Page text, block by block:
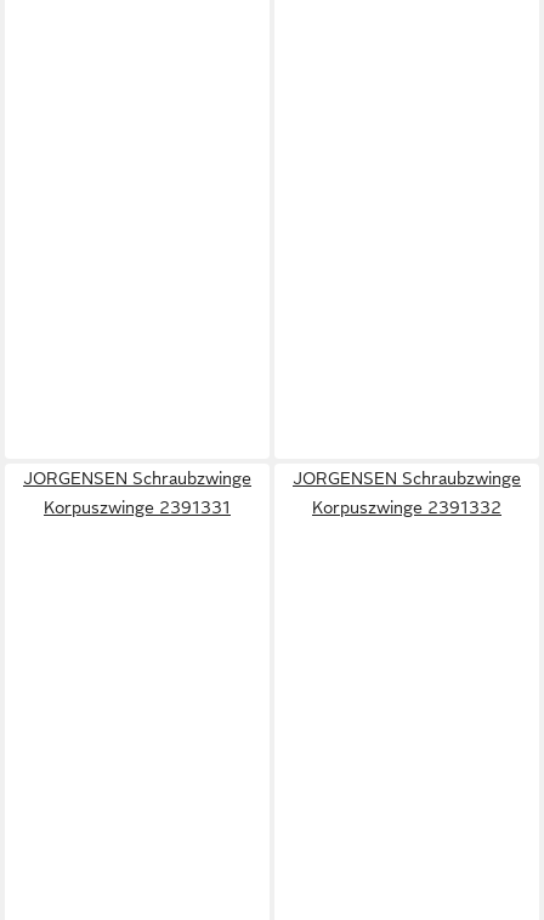
JORGENSEN Schraubzwinge
Korpuszwinge 2391331
JORGENSEN Schraubzwinge
Korpuszwinge 2391332